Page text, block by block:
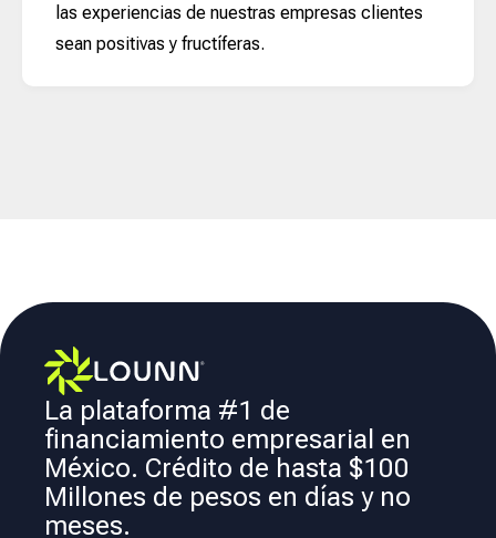
las experiencias de nuestras empresas clientes
sean positivas y fructíferas.
La plataforma #1 de
financiamiento empresarial en
México. Crédito de hasta $100
Millones de pesos en días y no
meses.